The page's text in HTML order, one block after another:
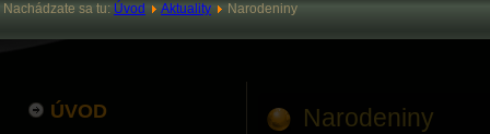
Nachádzate sa tu: Úvod Aktuality Narodeniny
ÚVOD Narodeniny